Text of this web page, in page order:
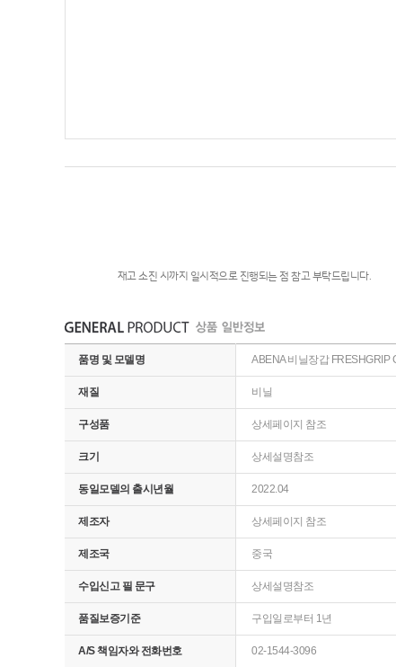
재고 소진 시까지 일시적으로 진행되는 점 참고 부탁드립니다.
품명 및 모델명 ABENA 비닐장갑 FRESHGRIP
재질 비닐
구성품 상세페이지 참조
크기 상세설명참조
동일모델의 출시년월 2022.04
제조자 상세페이지 참조
제조국 중국
수입신고 필 문구 상세설명참조
품질보증기준 구입일로부터 1년
A/S 책임자와 전화번호 02-1544-3096